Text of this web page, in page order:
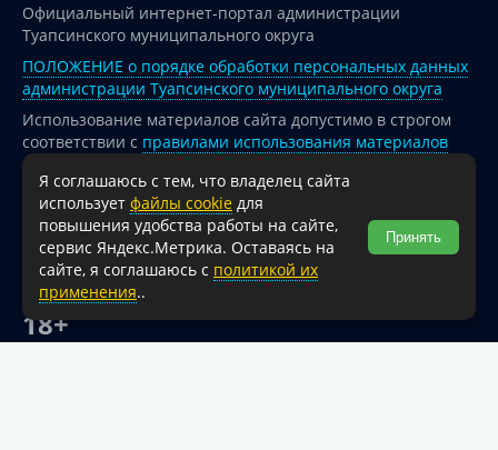
Официальный интернет-портал администрации
Туапсинского муниципального округа
ПОЛОЖЕНИЕ о порядке обработки персональных данных
администрации Туапсинского муниципального округа
Использование материалов сайта допустимо в строгом
соответствии с правилами использования материалов
опубликованных на сайте
При перепечатке и использовании информации ссылка
на источник обязательна.
Для сайтов и страниц сети Интернет обязательна
активная гиперссылка на официальный интернет-портал
администрации Туапсинского муниципального округа.
18+
Я соглашаюсь с тем, что владелец сайта
использует файлы cookie для
повышения удобства работы на сайте,
сервис Яндекс.Метрика. Оставаясь на
сайте, я соглашаюсь с политикой их
применения..
Принять